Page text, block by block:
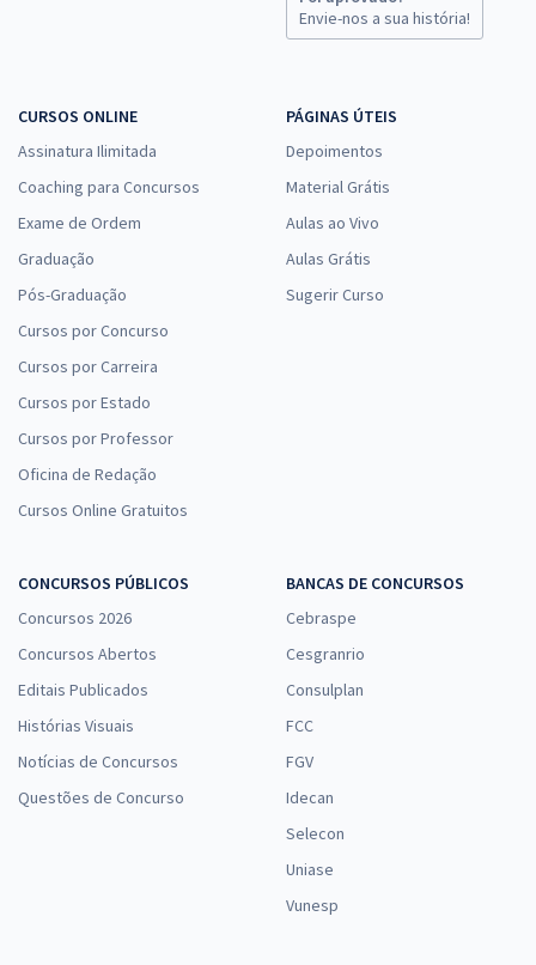
Envie-nos a sua história!
CURSOS ONLINE
Assinatura Ilimitada
Coaching para Concursos
Exame de Ordem
Graduação
Pós-Graduação
Cursos por Concurso
Cursos por Carreira
Cursos por Estado
Cursos por Professor
Oficina de Redação
Cursos Online Gratuitos
PÁGINAS ÚTEIS
Depoimentos
Material Grátis
Aulas ao Vivo
Aulas Grátis
Sugerir Curso
CONCURSOS PÚBLICOS
Concursos 2026
Concursos Abertos
Editais Publicados
Histórias Visuais
Notícias de Concursos
Questões de Concurso
BANCAS DE CONCURSOS
Cebraspe
Cesgranrio
Consulplan
FCC
FGV
Idecan
Selecon
Uniase
Vunesp